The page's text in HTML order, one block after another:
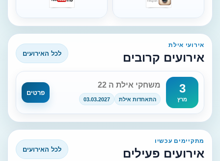
אירועי אילת
אירועים קרובים לכל האירועים
3
מרץ
משחקי אילת ה 22
התאחדות אילת 03.03.2027
פרטים
מתקיימים עכשיו
אירועים פעילים לכל האירועים